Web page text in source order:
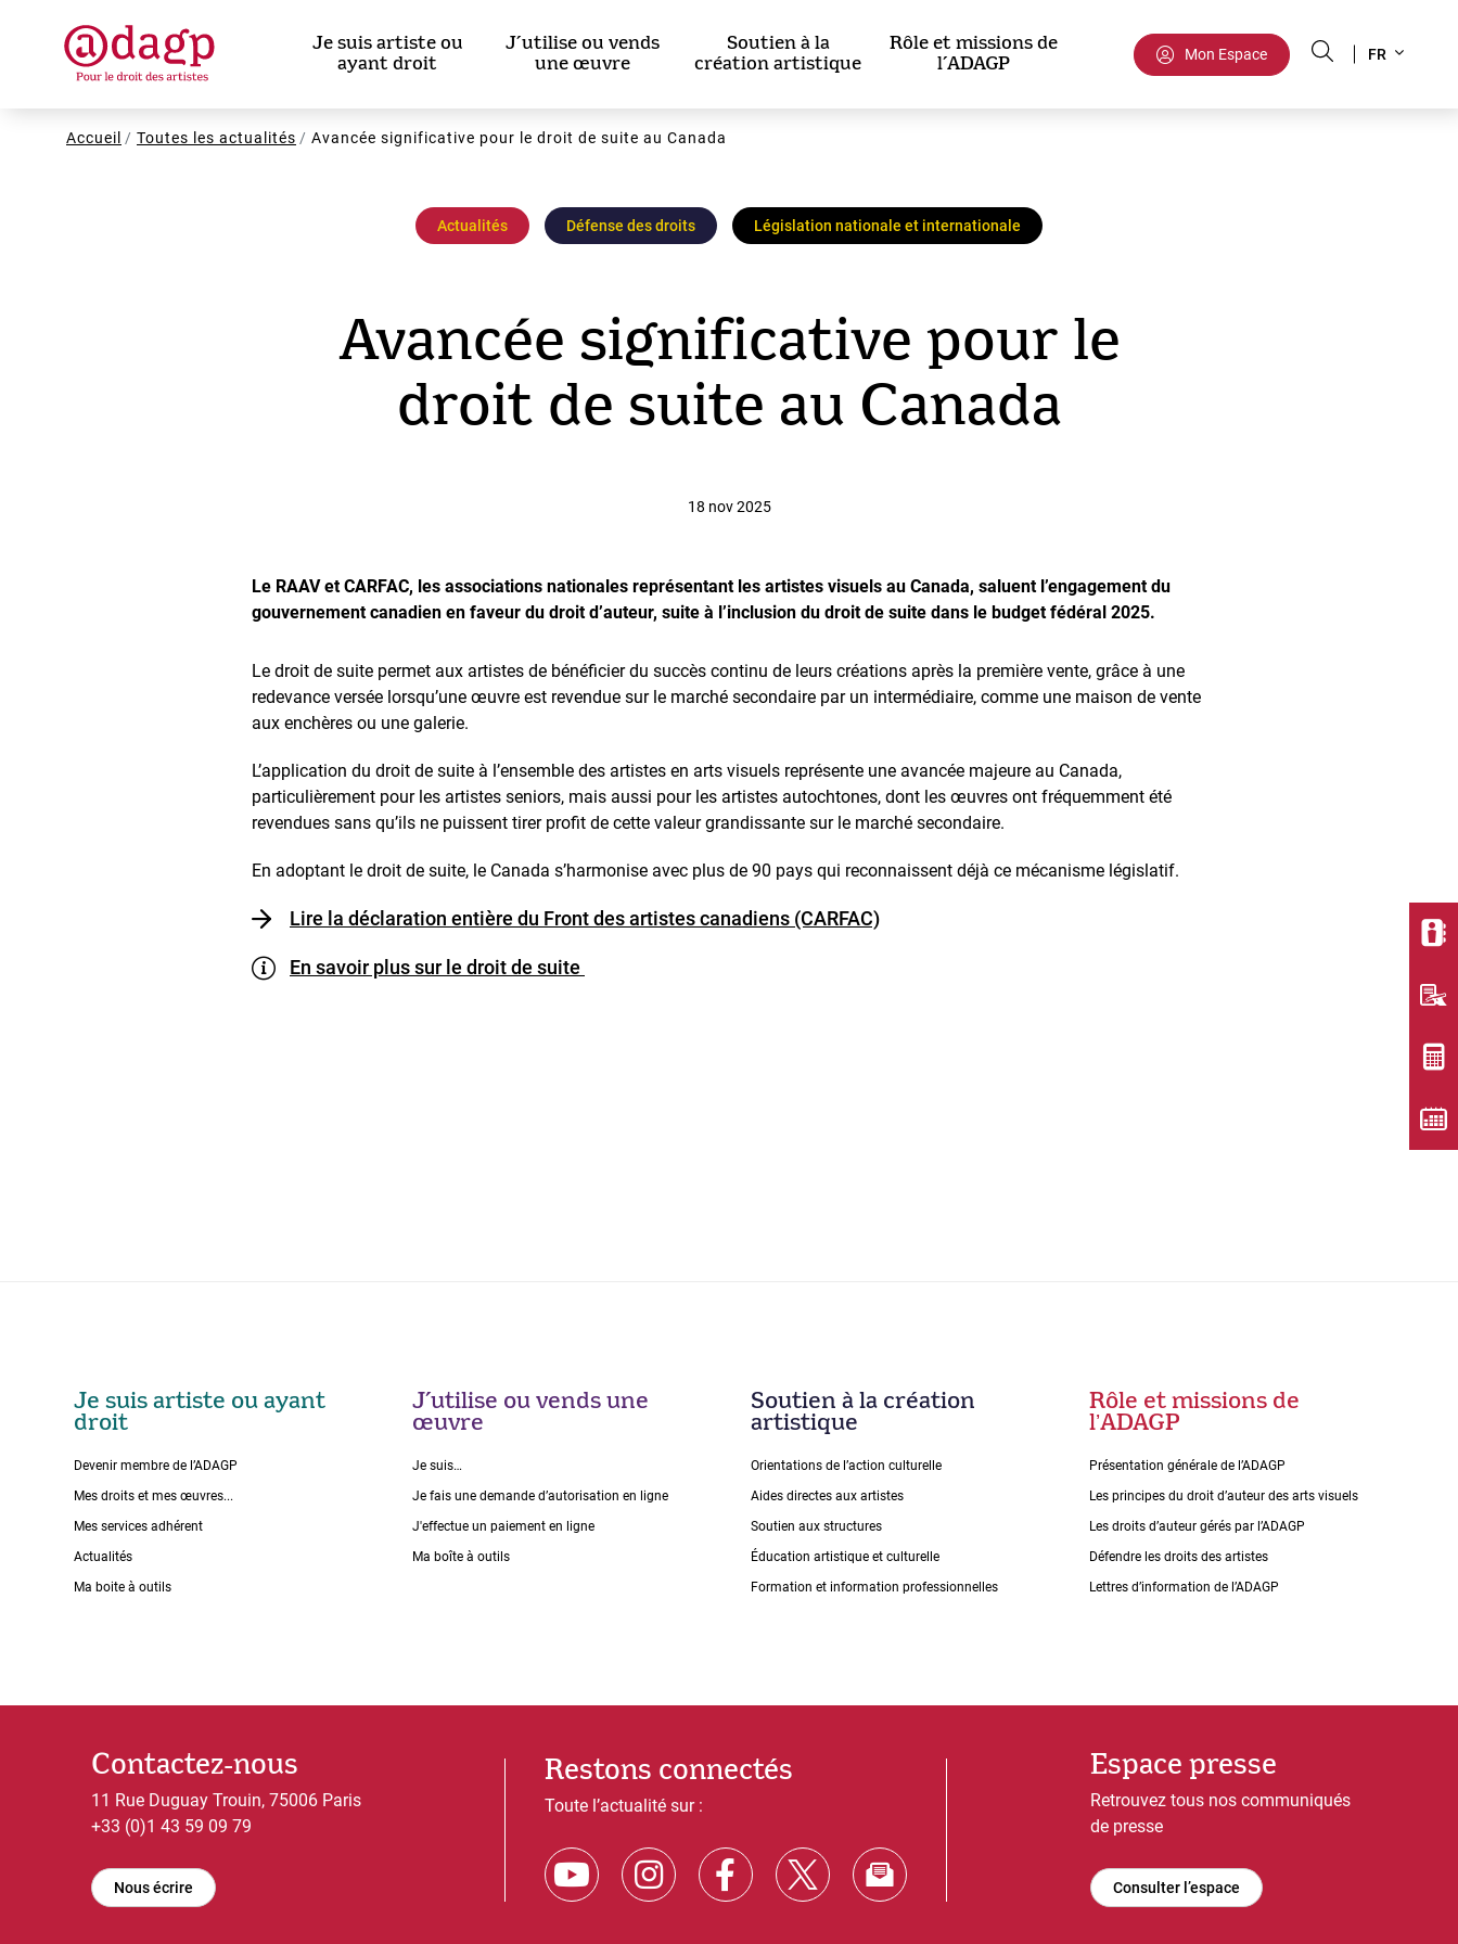
Je suis artiste ou
ayant droit
J’utilise ou vends
une œuvre
Soutien à la
création artistique
Rôle et missions de
l’ADAGP
Mon Espace
your
FR
Fil
Accueil Toutes les actualités Avancée significative pour le droit de suite au Canada
Actualités Défense des droits Législation nationale et internationale
Avancée significative pour le
droit de suite au Canada
18 nov 2025
Le RAAV et CARFAC, les associations nationales représentant les artistes visuels au Canada, saluent l’engagement du
gouvernement canadien en faveur du droit d’auteur, suite à l’inclusion du droit de suite dans le budget fédéral 2025.
Le droit de suite permet aux artistes de bénéficier du succès continu de leurs créations après la première vente, grâce à une
redevance versée lorsqu’une œuvre est revendue sur le marché secondaire par un intermédiaire, comme une maison de vente
aux enchères ou une galerie.
L’application du droit de suite à l’ensemble des artistes en arts visuels représente une avancée majeure au Canada,
particulièrement pour les artistes seniors, mais aussi pour les artistes autochtones, dont les œuvres ont fréquemment été
revendues sans qu’ils ne puissent tirer profit de cette valeur grandissante sur le marché secondaire.
En adoptant le droit de suite, le Canada s’harmonise avec plus de 90 pays qui reconnaissent déjà ce mécanisme législatif.
Lire la déclaration entière du Front des artistes canadiens (CARFAC)
En savoir plus sur le droit de suite
Je suis artiste ou ayant
droit
Devenir membre de l’ADAGP
Mes droits et mes œuvres...
Mes services adhérent
Actualités
Ma boite à outils
J’utilise ou vends une
œuvre
Je suis…
Je fais une demande dʼautorisation en ligne
J'effectue un paiement en ligne
Ma boîte à outils
Soutien à la création
artistique
Orientations de lʼaction culturelle
Aides directes aux artistes
Soutien aux structures
Éducation artistique et culturelle
Formation et information professionnelles
Rôle et missions de
lʼADAGP
Présentation générale de l’ADAGP
Les principes du droit dʼauteur des arts visuels
Les droits dʼauteur gérés par lʼADAGP
Défendre les droits des artistes
Lettres dʼinformation de lʼADAGP
Contactez-nous
11 Rue Duguay Trouin, 75006 Paris
+33 (0)1 43 59 09 79
Nous écrire
Restons connectés
Toute l’actualité sur :
Espace presse
Retrouvez tous nos communiqués
de presse
Consulter l’espace